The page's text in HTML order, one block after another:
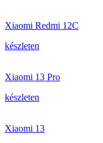
Xiaomi Redmi 12C
készleten
Xiaomi 13 Pro
készleten
Xiaomi 13